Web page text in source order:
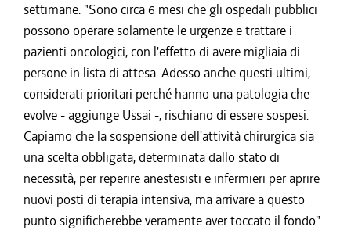
settimane. "Sono circa 6 mesi che gli ospedali pubblici
possono operare solamente le urgenze e trattare i
pazienti oncologici, con l'effetto di avere migliaia di
persone in lista di attesa. Adesso anche questi ultimi,
considerati prioritari perché hanno una patologia che
evolve - aggiunge Ussai -, rischiano di essere sospesi.
Capiamo che la sospensione dell'attività chirurgica sia
una scelta obbligata, determinata dallo stato di
necessità, per reperire anestesisti e infermieri per aprire
nuovi posti di terapia intensiva, ma arrivare a questo
punto significherebbe veramente aver toccato il fondo".